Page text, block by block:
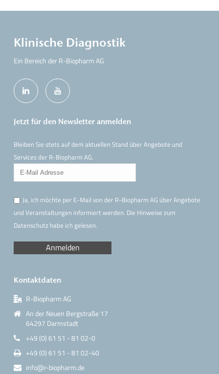
Klinische Diagnostik
Ein Bereich der R-Biopharm AG
Jetzt für den Newsletter anmelden
Bleiben Sie stets auf dem aktuellen Stand über Angebote und
Services der R-Biopharm AG.
Ja, ich möchte per E-Mail von der R-Biopharm AG über Angebote
und Veranstaltungen informiert werden. Die Hinweisezum
Datenschutz habe ich gelesen.
Kontaktdaten
R-Biopharm AG
An der Neuen Bergstraße 17
64297 Darmstadt
+49 (0) 61 51 - 81 02-0
+49 (0) 61 51 - 81 02-40
info@r-biopharm.de